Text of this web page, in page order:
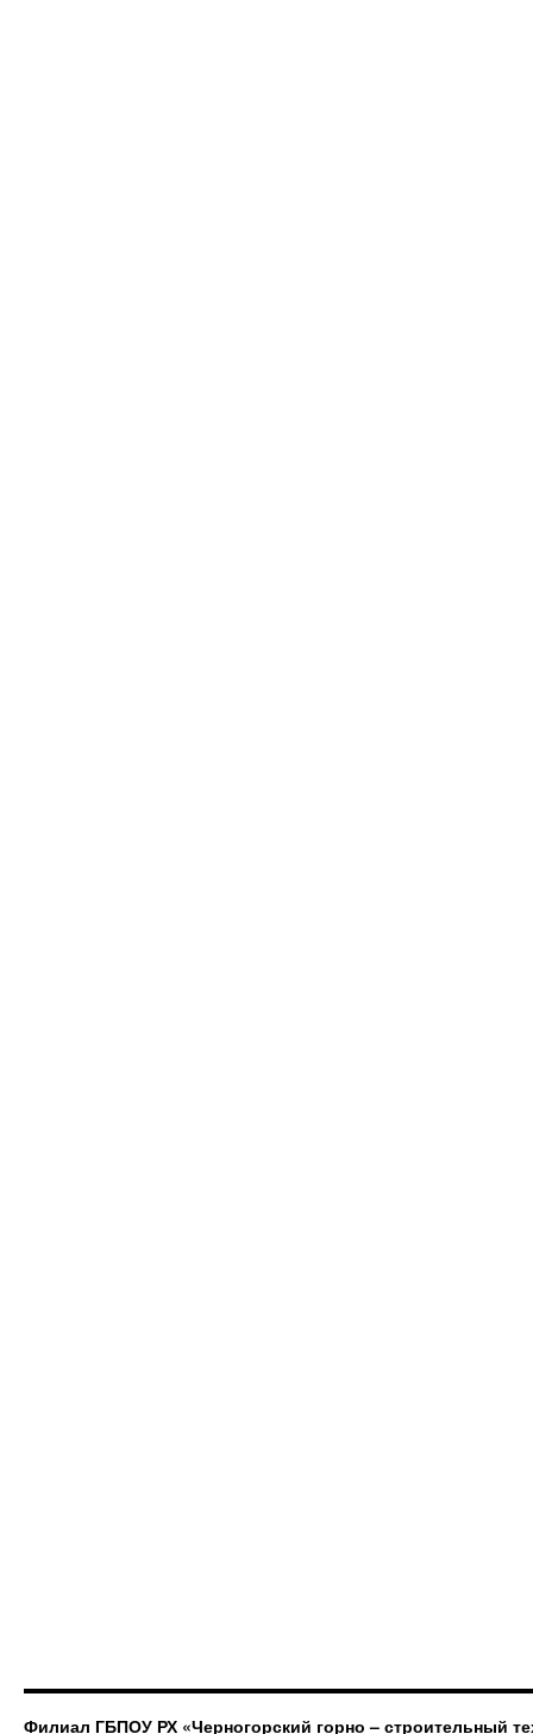
Филиал ГБПОУ РХ «Черногорский горно – строительный